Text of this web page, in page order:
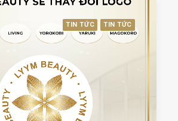
TIN TỨC TIN TỨC